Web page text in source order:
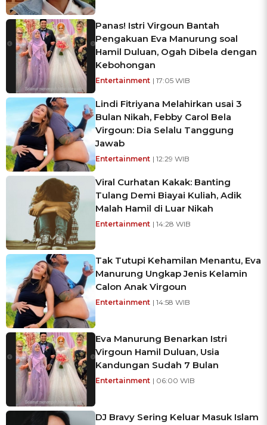
Panas! Istri Virgoun Bantah
Pengakuan Eva Manurung soal
Hamil Duluan, Ogah Dibela dengan
Kebohongan
Entertainment | 17:05 WIB
Lindi Fitriyana Melahirkan usai 3
Bulan Nikah, Febby Carol Bela
Virgoun: Dia Selalu Tanggung
Jawab
Entertainment | 12:29 WIB
Viral Curhatan Kakak: Banting
Tulang Demi Biayai Kuliah, Adik
Malah Hamil di Luar Nikah
Entertainment | 14:28 WIB
Tak Tutupi Kehamilan Menantu, Eva
Manurung Ungkap Jenis Kelamin
Calon Anak Virgoun
Entertainment | 14:58 WIB
Eva Manurung Benarkan Istri
Virgoun Hamil Duluan, Usia
Kandungan Sudah 7 Bulan
Entertainment | 06:00 WIB
DJ Bravy Sering Keluar Masuk Islam